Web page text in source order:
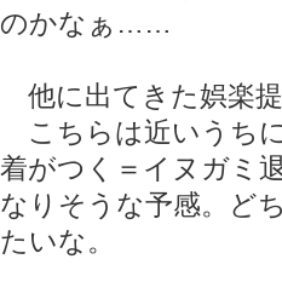
のかなぁ……
他に出てきた娯楽
こちらは近いうち
着がつく＝イヌガミ
なりそうな予感。ど
たいな。